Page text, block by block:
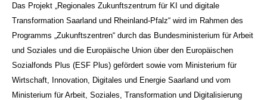
Das Projekt „Regionales Zukunftszentrum für KI und digitale
Transformation Saarland und Rheinland-Pfalz“ wird im Rahmen des
Programms „Zukunftszentren“ durch das Bundesministerium für Arbeit
und Soziales und die Europäische Union über den Europäischen
Sozialfonds Plus (ESF Plus) gefördert sowie vom Ministerium für
Wirtschaft, Innovation, Digitales und Energie Saarland und vom
Ministerium für Arbeit, Soziales, Transformation und Digitalisierung